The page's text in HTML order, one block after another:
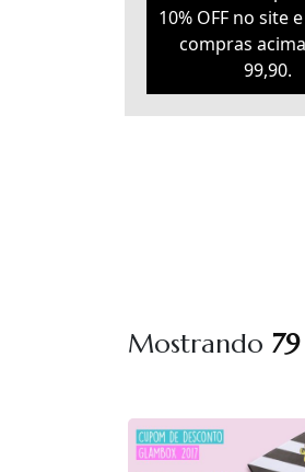
10% OFF no site
compras
99,90.
Mostrando